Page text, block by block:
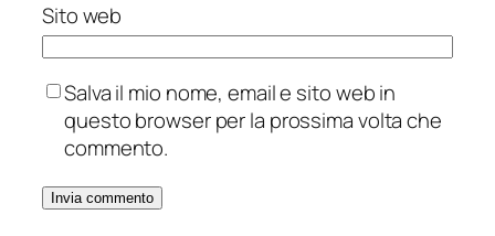
Sito web
Salva il mio nome, email e sito web in
questo browser per la prossima volta che
commento.